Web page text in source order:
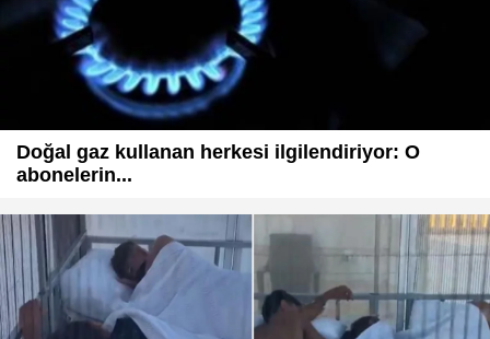
Doğal gaz kullanan herkesi ilgilendiriyor: O
abonelerin...